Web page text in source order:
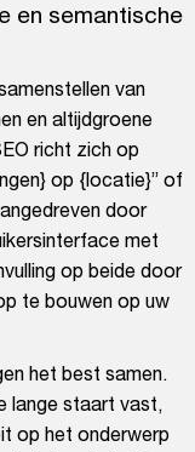
en semantische
van
en altijdgroene
richt zich op
op {locatie}” of
door
met
op beide door
te bouwen op uw
het best samen.
lange staart vast,
op het onderwerp